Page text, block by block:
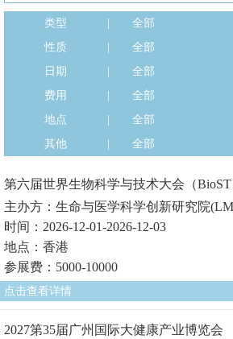
类型
全部
性质
全部
日期
全部
费用
全部
地点
全部
其他
全部
第六届世界生物科学与技术大会（BioST
主办方：生命与医学科学创新研究院
时间：2026-12-01-2026-12-03
地点：香港
参展费：5000-10000
点击查看详情
2027第35届广州国际大健康产业博览会